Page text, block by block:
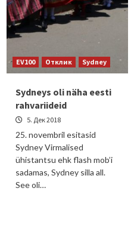
EV100 Отклик Sydney
Sydneys oli näha eesti
rahvariideid
5. Дек 2018
25. novembril esitasid
Sydney Virmalised
ühistantsu ehk flash mob’i
sadamas, Sydney silla all.
See oli…